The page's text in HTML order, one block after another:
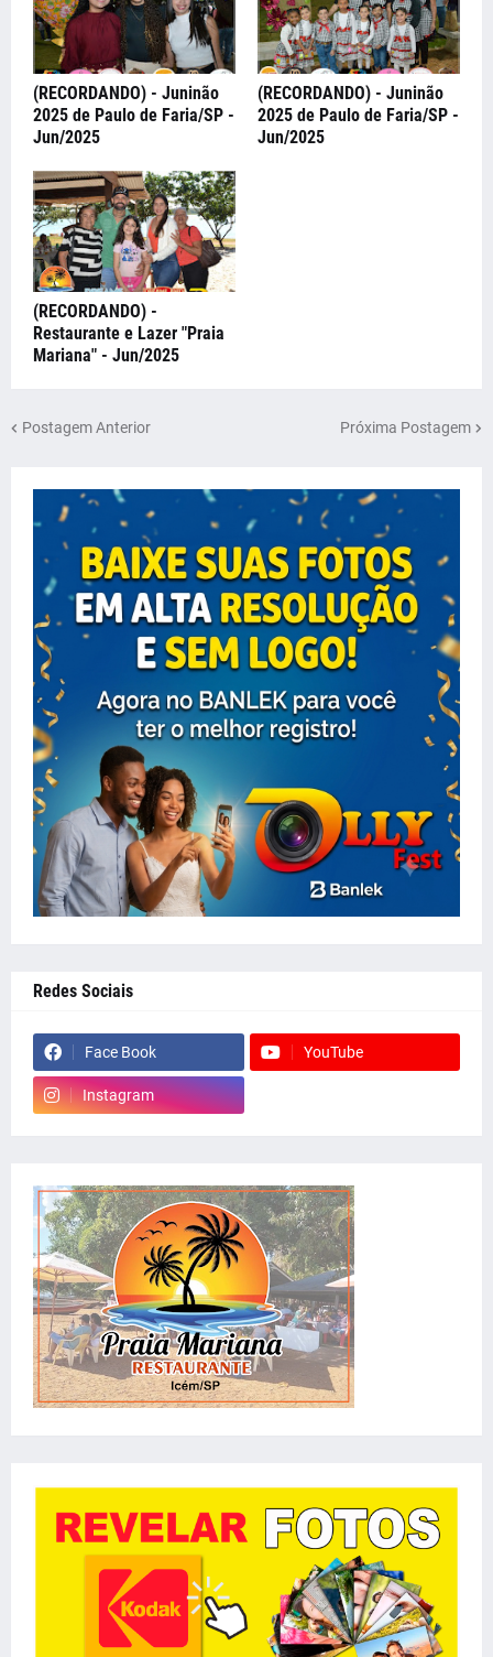
(RECORDANDO) - Juninão
2025 de Paulo de Faria/SP -
Jun/2025
(RECORDANDO) - Juninão
2025 de Paulo de Faria/SP -
Jun/2025
(RECORDANDO) -
Restaurante e Lazer "Praia
Mariana" - Jun/2025
Postagem Anterior Próxima Postagem
Redes Sociais
Face Book YouTube
Instagram